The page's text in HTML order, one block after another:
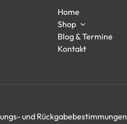
Home
Shop
Blog & Termine
Kontakt
und Rückgabebestimmungen